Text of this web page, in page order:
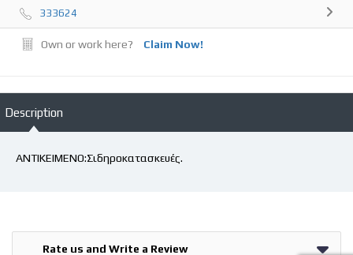
333624
Own or work here? Claim Now!
Description
ΑΝΤΙΚΕΙΜΕΝΟ:Σιδηροκατασκευές.
Rate us and Write a Review